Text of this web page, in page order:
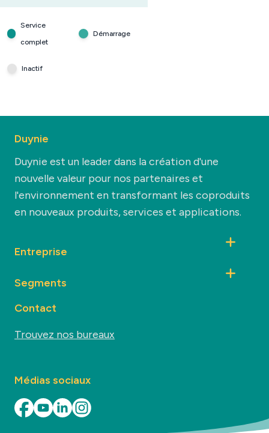
Service
complet
Démarrage
Inactif
Duynie
Duynie est un leader dans la création d'une
nouvelle valeur pour nos partenaires et
l'environnement en transformant les coproduits
en nouveaux produits, services et applications.
Entreprise
Segments
Contact
Trouvez nos bureaux
Médias sociaux